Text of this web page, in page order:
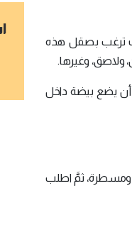
ترغب بصقل هذه
ولاصق، وغيرها.
أن يضع بيضة داخل
ومسطرة، ثمَّ اطلب